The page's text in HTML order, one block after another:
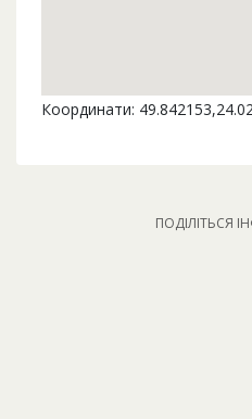
Координати:
ПОДІЛІТЬСЯ